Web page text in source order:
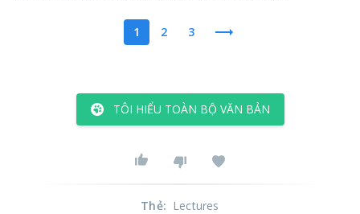
1 2 3
TÔI HIỂU TOÀN BỘ VĂN BẢN
Thẻ: Lectures